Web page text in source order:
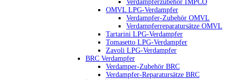
Verdampferzubehör IMPCO
OMVL LPG-Verdampfer
Verdampfer-Zubehör OMVL
Verdampferreparatursätze OMVL
Tartarini LPG-Verdampfer
Tomasetto LPG-Verdampfer
Zavoli LPG-Verdampfer
BRC Verdampfer
Verdamper-Zubehör BRC
Verdampfer-Reparatursätze BRC